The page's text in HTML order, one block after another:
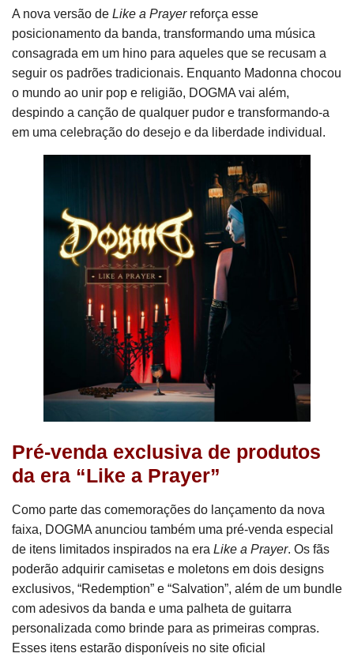
A nova versão de Like a Prayerreforça esse
posicionamento da banda, transformando uma música
consagrada em um hino para aqueles que se recusam a
seguir os padrões tradicionais. Enquanto Madonna chocou
o mundo ao unir pop e religião, DOGMA vai além,
despindo a canção de qualquer pudor e transformando-a
em uma celebração do desejo e da liberdade individual.
Pré-venda exclusiva de produtos
da era “Like a Prayer”
Como parte das comemorações do lançamento da nova
faixa, DOGMA anunciou também uma pré-venda especial
de itens limitados inspirados na era Like a Prayer. Os fãs
poderão adquirir camisetas e moletons em dois designs
exclusivos, “Redemption” e “Salvation”, além de um bundle
com adesivos da banda e uma palheta de guitarra
personalizada como brinde para as primeiras compras.
Esses itens estarão disponíveis no site oficial